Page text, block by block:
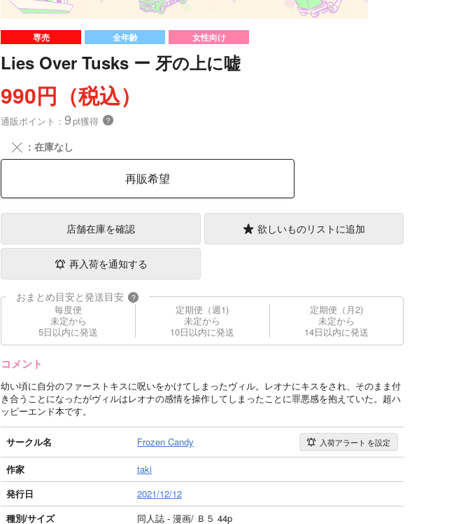
専売 全年齢 女性向け
Lies Over Tusks ー 牙の上に嘘
990円（税込）
通販ポイント： 9pt獲得 ？
╳ ：在庫なし
再販希望
店舗在庫を確認 欲しいものリストに追加
再入荷を通知する
おまとめ目安と発送目安 ?
毎度便
未定から
5日以内に発送
定期便（週1)
未定から
10日以内に発送
定期便（月2)
未定から
14日以内に発送
コメント
幼い頃に自分のファーストキスに呪いをかけてしまったヴィル。レオナにキスをされ、そのまま付
き合うことになったがヴィルはレオナの感情を操作してしまったことに罪悪感を抱えていた。超ハ
ッピーエンド本です。
サークル名 Frozen Candy 入荷アラート を設定
作家
taki
発行日
2021/12/12
種別/サイズ
同人誌 - 漫画/ Ｂ５ 44p